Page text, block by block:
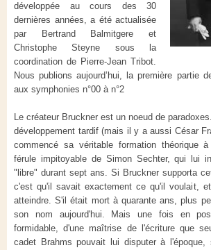
développée au cours des 30
dernières années, a été actualisée
par Bertrand Balmitgere et
Christophe Steyne sous la
coordination de Pierre-Jean Tribot.
Nous publions aujourd’hui, la première partie
aux symphonies n°00 à n°2
Le créateur Bruckner est un noeud de
développement tardif (mais il y a aussi César
commencé sa véritable formation théorique
férule impitoyable de Simon Sechter, qui lui
"libre" durant sept ans. Si Bruckner supporta
c'est qu'il savait exactement ce qu'il voulait,
atteindre. S'il était mort à quarante ans, plus
son nom aujourd'hui. Mais une fois en
formidable, d'une maîtrise de l'écriture que
cadet Brahms pouvait lui disputer à l'époque,